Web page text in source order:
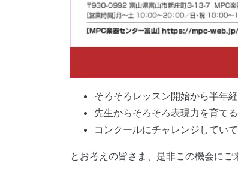
そろそろレッスン開始から半年
先生からそろそろ表現力を育て
コンクールにチャレンジしてい
とお考えの皆さま、是非この機会に